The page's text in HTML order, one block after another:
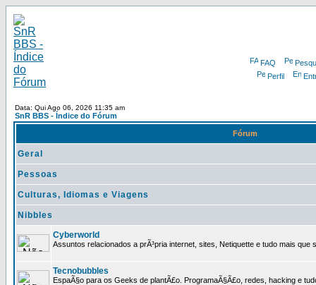
FAQ
Perfil
Data: Qui Ago 06, 2026 11:35 am
SnR BBS - Índice do Fórum
Fórum
Geral
Pessoas
Culturas, Idiomas e Viagens
Nibbles
Cyberworld
Assuntos relacionados a prÃ³pria internet, sites, Netiquette e tudo mais que
Tecnobubbles
EspaÃ§o para os Geeks de plantÃ£o. ProgramaÃ§Ã£o, redes, hacking e